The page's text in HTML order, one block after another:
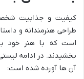
کیفیت و جذابیت
طراحی هنرمندانه و
است که با هنر خود
بخشیدند. در ادامه
آن ها آورده شده است: